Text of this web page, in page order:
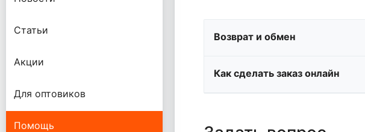
Возврат и обмен
Как сделать заказ онлайн
Статьи
Акции
Для оптовиков
Помощь